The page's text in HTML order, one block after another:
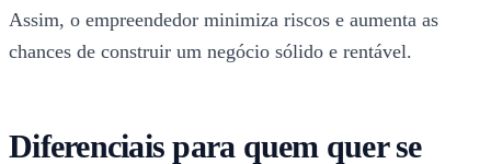
Assim, o empreendedor minimiza riscos e aumenta as
chances de construir um negócio sólido e rentável.
Diferenciais para quem quer se